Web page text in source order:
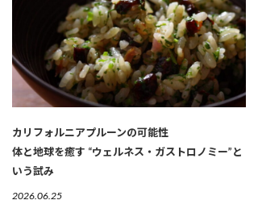
カリフォルニアプルーンの可能性
体と地球を癒す “ウェルネス・ガストロノミー”と
いう試み
2026.06.25